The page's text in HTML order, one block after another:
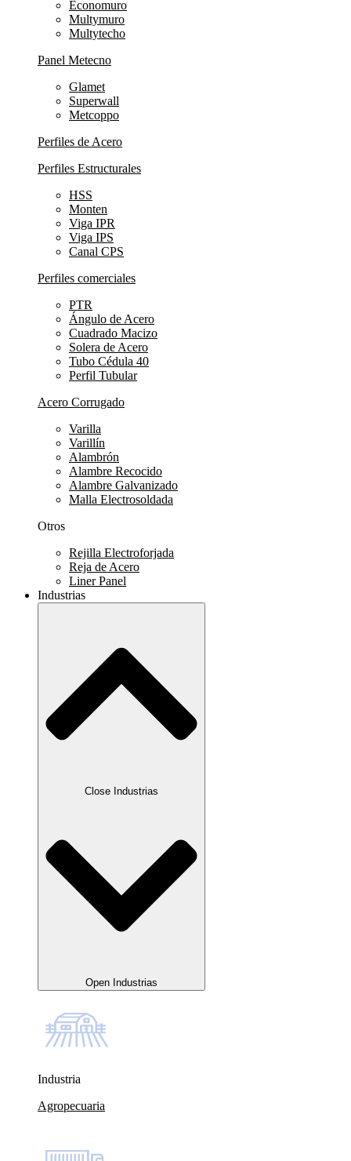
Economuro
Multymuro
Multytecho
Panel Metecno
Glamet
Superwall
Metcoppo
Perfiles de Acero
Perfiles Estructurales
HSS
Monten
Viga IPR
Viga IPS
Canal CPS
Perfiles comerciales
PTR
Ángulo de Acero
Cuadrado Macizo
Solera de Acero
Tubo Cédula 40
Perfil Tubular
Acero Corrugado
Varilla
Varillín
Alambrón
Alambre Recocido
Alambre Galvanizado
Malla Electrosoldada
Otros
Rejilla Electroforjada
Reja de Acero
Liner Panel
Industrias
Close Industrias
Open Industrias
Industria
Agropecuaria